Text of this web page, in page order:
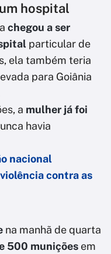
hospital
chegou a ser
particular de
ela também teria
para Goiânia
a mulher já foi
havia
nacional
contra as
na manhã de quarta
500 munições em